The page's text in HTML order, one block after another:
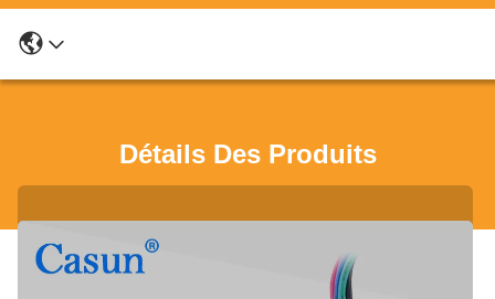
Détails Des Produits